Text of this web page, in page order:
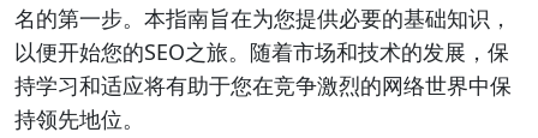
名的第一步。本指南旨在为您提供必要的基础知识，
以便开始您的SEO之旅。随着市场和技术的发展，保
持学习和适应将有助于您在竞争激烈的网络世界中保
持领先地位。